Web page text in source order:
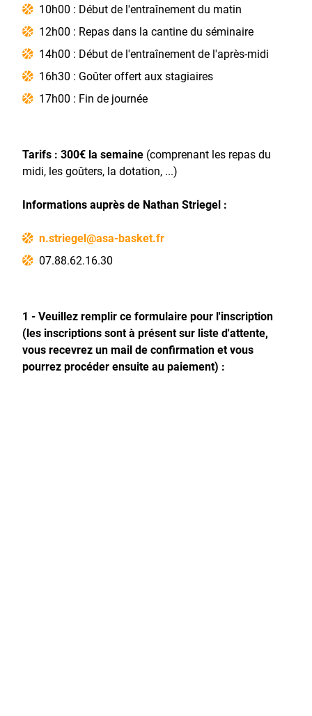
10h00 : Début de l'entraînement du matin
12h00 : Repas dans la cantine du séminaire
14h00 : Début de l'entraînement de l'après-midi
16h30 : Goûter offert aux stagiaires
17h00 : Fin de journée
Tarifs : 300€ la semaine (comprenant les repas du
midi, les goûters, la dotation, ...)
Informations auprès de Nathan Striegel :
n.striegel@asa-basket.fr
07.88.62.16.30
1 - Veuillez remplir ce formulaire pour l'inscription
(les inscriptions sont à présent sur liste d'attente,
vous recevrez un mail de confirmation et vous
pourrez procéder ensuite au paiement) :